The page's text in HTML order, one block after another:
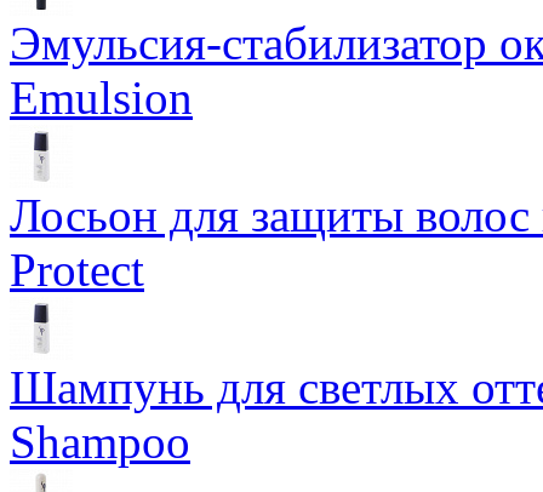
Эмульсия-стабилизатор
Emulsion
Лосьон для защиты
Protect
Шампунь для светлых
Shampoo